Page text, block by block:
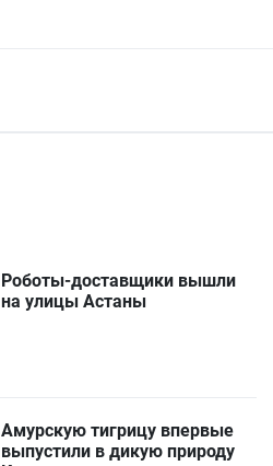
Роботы-доставщики вышли
на улицы Астаны
Амурскую тигрицу впервые
выпустили в дикую природу